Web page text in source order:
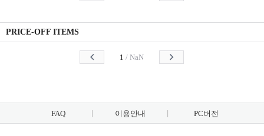
PRICE-OFF ITEMS
1 /NaN
FAQ 이용안내 PC버전